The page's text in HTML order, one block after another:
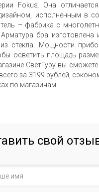
Fokus. Она
исполненным в
– фабрика с
бра изготовлена
стекла. Мощности
осветить площадь
СветГуру вы
за 3199 рублей,
по магазинам.
свой